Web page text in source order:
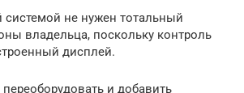
системой не нужен тотальный
владельца, поскольку контроль
дисплей.
и добавить